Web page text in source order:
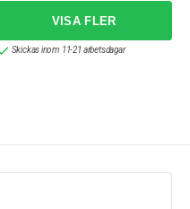
Skickas inom 11-21 arbetsdagar